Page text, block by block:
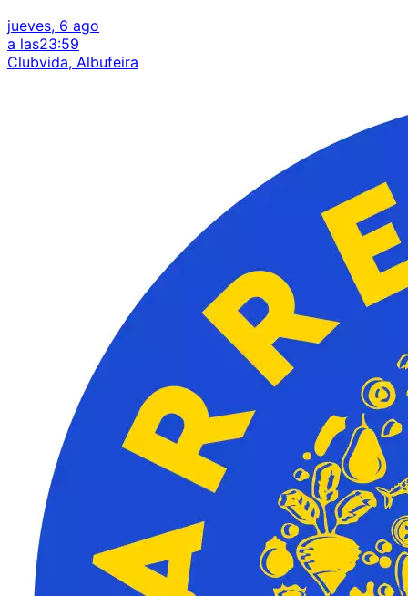
jueves, 6 ago
a las23:59
Clubvida, Albufeira